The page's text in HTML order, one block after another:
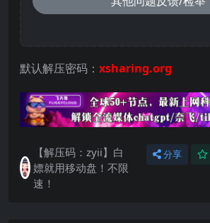
默认解压密码： xsharing.org
【解压码：zyii】白
嫖就用移动盘！不限
速！
分享